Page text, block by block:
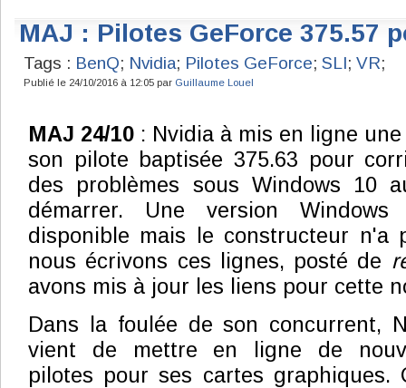
MAJ : Pilotes GeForce 375.57
Tags : BenQ; Nvidia; Pilotes GeForce; SLI; VR;
Publié le 24/10/2016 à 12:05 par Guillaume Louel
MAJ 24/10 : Nvidia à mis en ligne
son pilote baptisée 375.63 pour
des problèmes sous Windows 10
démarrer. Une version
disponible mais le constructeur n'a
nous écrivons ces lignes, posté de
avons mis à jour les liens pour cette
Dans la foulée de son concurrent,
vient de mettre en ligne de
pilotes pour ses cartes graphiques.